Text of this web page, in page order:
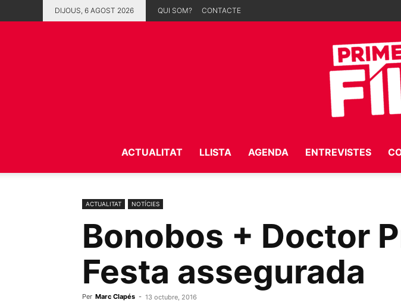
DIJOUS, 6 AGOST 2026 QUI SOM? CONTACTE
ACTUALITAT LLISTA AGENDA ENTREVISTES
ACTUALITAT NOTÍCIES
Bonobos + Doctor
Festa assegurada
Per Marc Clapés - 13 octubre, 2016